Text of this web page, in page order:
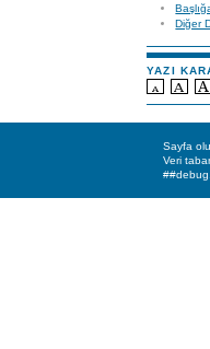
Diğer
YAZI
Sayfa
Veri